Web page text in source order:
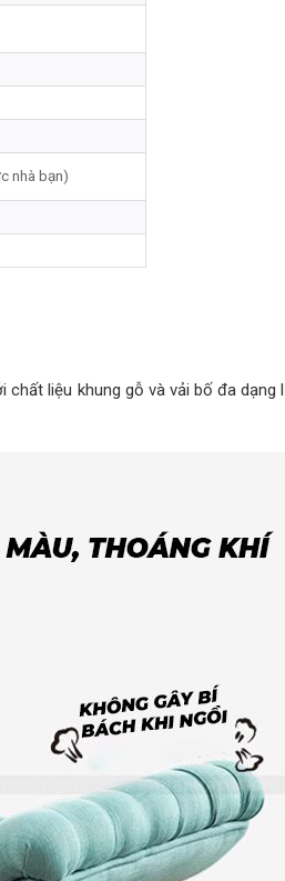
nhà bạn)
liệu khung gỗ và vải bố đa dạng